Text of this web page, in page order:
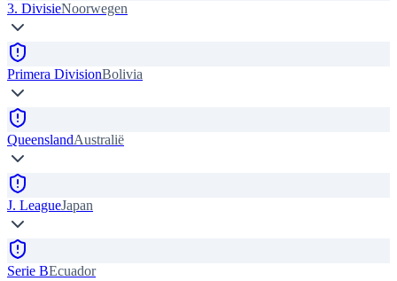
3. DivisieNoorwegen
Primera DivisionBolivia
QueenslandAustralië
J. LeagueJapan
Serie BEcuador